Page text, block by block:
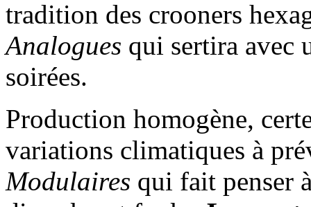
tradition des crooners
Analogues qui sertira avec
soirées.
Production homogène,
variations climatiques à
Modulaires qui fait penser